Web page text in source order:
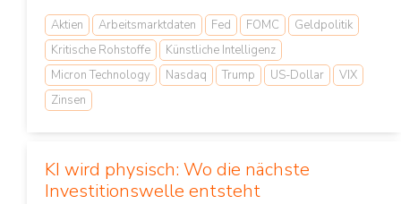
Aktien Arbeitsmarktdaten Fed FOMC
Geldpolitik
Kritische Rohstoffe
Künstliche Intelligenz
Micron Technology
Nasdaq Trump US-Dollar
VIX
Zinsen
KI wird physisch: Wo die nächste
Investitionswelle entsteht